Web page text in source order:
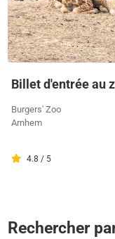
Billet d'entrée au
Burgers' Zoo
Arnhem
4.8 / 5
Rechercher